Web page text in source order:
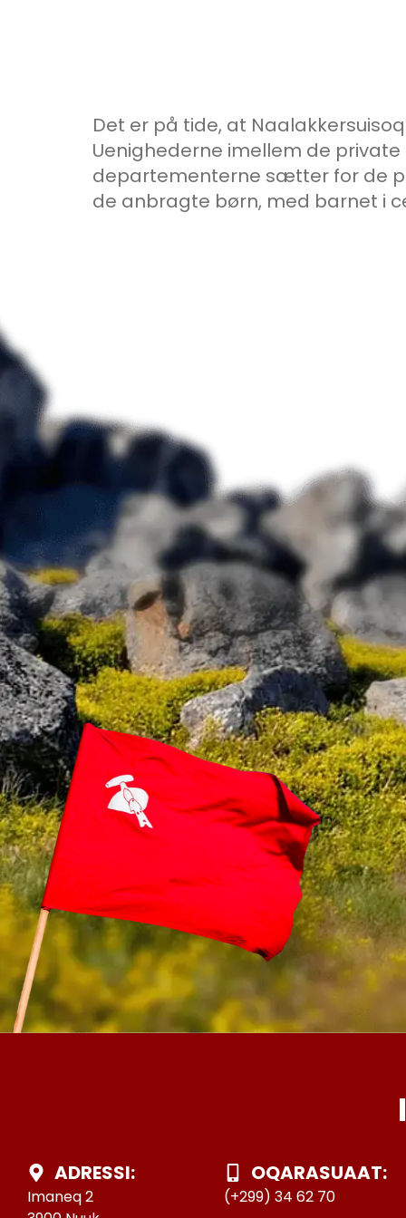
Det er på tide, at
Uenighederne imellem de
departementerne sætter for de
de anbragte børn, med barnet i
ADRESSI:
Imaneq 2
OQARASUAAT:
(+299) 34 62 70